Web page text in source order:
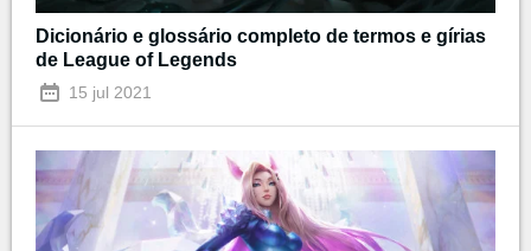
Dicionário e glossário completo de termos e gírias
de League of Legends
15 jul 2021